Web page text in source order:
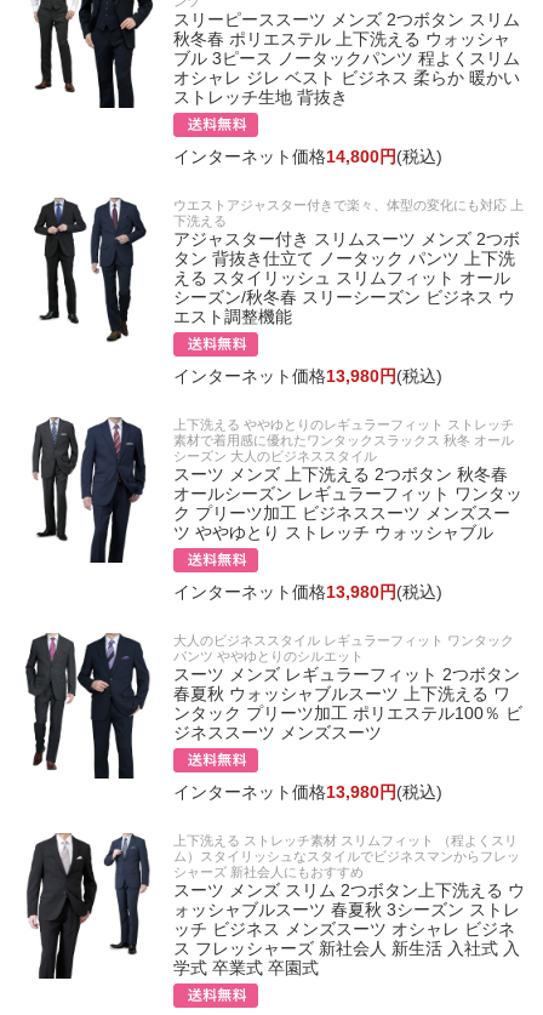
スリーピーススーツ メンズ 2つボタン スリム
秋冬春 ポリエステル 上下洗える ウォッシャ
ブル 3ピース ノータックパンツ 程よくスリム
オシャレ ジレ ベスト ビジネス 柔らか 暖かい
ストレッチ生地 背抜き
インターネット価格14,800円(税込)
ウエストアジャスター付きで楽々、体型の変化にも対応 上
下洗える
アジャスター付き スリムスーツ メンズ 2つボ
タン 背抜き仕立て ノータック パンツ 上下洗
える スタイリッシュ スリムフィット オール
シーズン/秋冬春 スリーシーズン ビジネス ウ
エスト調整機能
インターネット価格13,980円(税込)
上下洗える ややゆとりのレギュラーフィット ストレッチ
素材で着用感に優れたワンタックスラックス 秋冬 オール
シーズン 大人のビジネススタイル
スーツ メンズ 上下洗える 2つボタン 秋冬春
オールシーズン レギュラーフィット ワンタッ
ク プリーツ加工 ビジネススーツ メンズスー
ツ ややゆとり ストレッチ ウォッシャブル
インターネット価格13,980円(税込)
大人のビジネススタイル レギュラーフィット ワンタック
パンツ ややゆとりのシルエット
スーツ メンズ レギュラーフィット 2つボタン
春夏秋 ウォッシャブルスーツ 上下洗える ワ
ンタック プリーツ加工 ポリエステル100％ ビ
ジネススーツ メンズスーツ
インターネット価格13,980円(税込)
上下洗える ストレッチ素材 スリムフィット （程よくスリ
ム）スタイリッシュなスタイルでビジネスマンからフレッ
シャーズ 新社会人にもおすすめ
スーツ メンズ スリム 2つボタン上下洗える ウ
ォッシャブルスーツ 春夏秋 3シーズン ストレ
ッチ ビジネス メンズスーツ オシャレ ビジネ
ス フレッシャーズ 新社会人 新生活 入社式 入
学式 卒業式 卒園式